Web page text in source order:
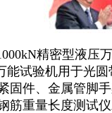
精密型液压
能试验机用于光圆
固件、金属管脚
筋重量长度测试